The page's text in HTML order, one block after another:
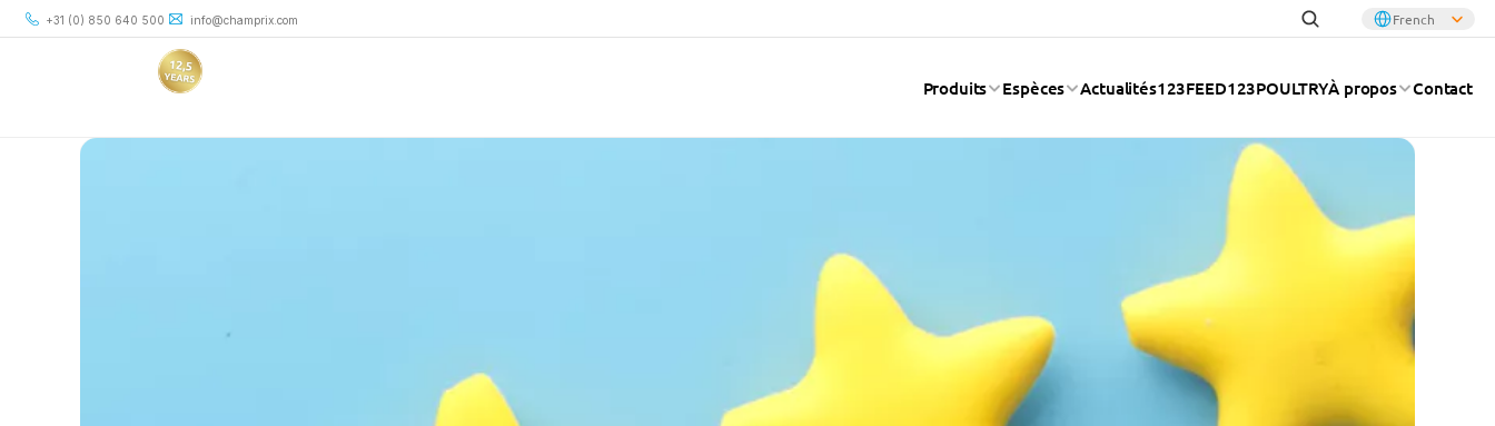
Select Language
French
+31 (0) 850 640 500 info@champrix.com
Produits Espèces Actualités123FEED123POULTRYÀ propos Contact